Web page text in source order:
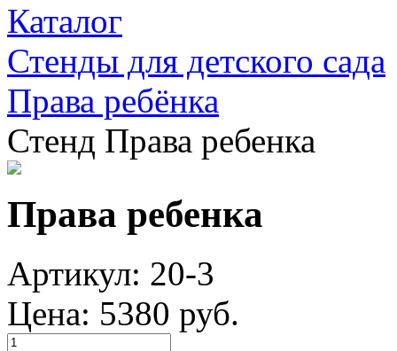
Каталог
Стенды для детского сада
Права ребёнка
Стенд Права ребенка
Права ребенка
Артикул: 20-3
Цена: 5380 руб.